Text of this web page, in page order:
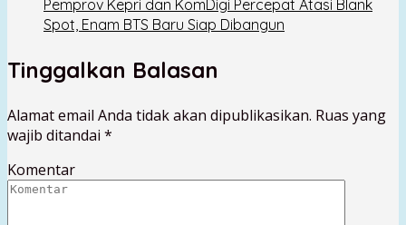
Pemprov Kepri dan KomDigi Percepat Atasi Blank
Spot, Enam BTS Baru Siap Dibangun
Tinggalkan Balasan
Alamat email Anda tidak akan dipublikasikan. Ruas yang
wajib ditandai *
Komentar